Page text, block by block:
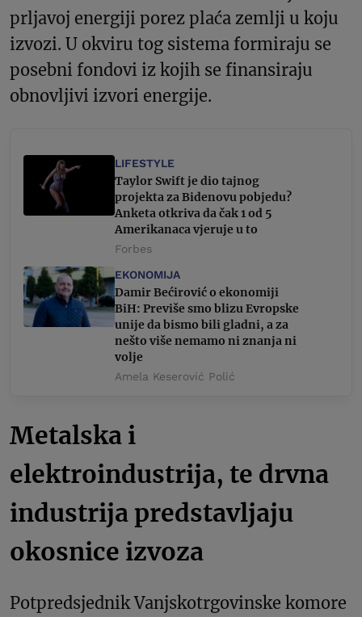
prljavoj energiji porez plaća zemlji u koju
izvozi. U okviru tog sistema formiraju se
posebni fondovi iz kojih se finansiraju
obnovljivi izvori energije.
LIFESTYLE
Taylor Swift je dio tajnog
projekta za Bidenovu pobjedu?
Anketa otkriva da čak 1 od 5
Amerikanaca vjeruje u to
Forbes
EKONOMIJA
Damir Bećirović o ekonomiji
BiH: Previše smo blizu Evropske
unije da bismo bili gladni, a za
nešto više nemamo ni znanja ni
volje
Amela Keserović Polić
Metalska i
elektroindustrija, te drvna
industrija predstavljaju
okosnice izvoza
Potpredsjednik Vanjskotrgovinske komore